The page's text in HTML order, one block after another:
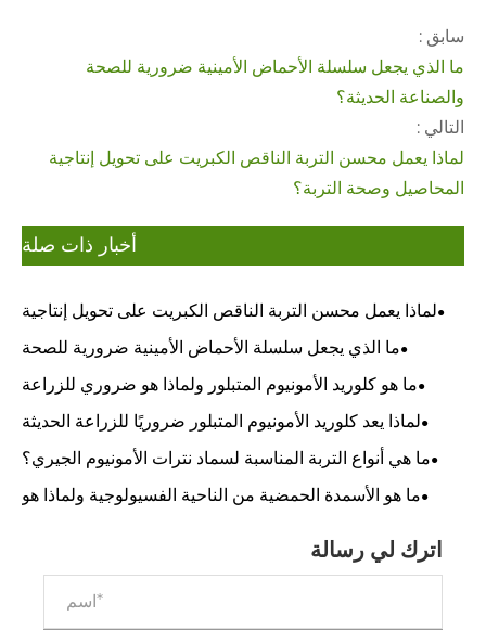
سابق :
ما الذي يجعل سلسلة الأحماض الأمينية ضرورية للصحة
والصناعة الحديثة؟
التالي :
لماذا يعمل محسن التربة الناقص الكبريت على تحويل إنتاجية
المحاصيل وصحة التربة؟
أخبار ذات صلة
لماذا يعمل محسن التربة الناقص الكبريت على تحويل إنتاجية
المحاصيل وصحة التربة؟
ما الذي يجعل سلسلة الأحماض الأمينية ضرورية للصحة
والصناعة الحديثة؟
ما هو كلوريد الأمونيوم المتبلور ولماذا هو ضروري للزراعة
والصناعة الحديثة
لماذا يعد كلوريد الأمونيوم المتبلور ضروريًا للزراعة الحديثة
والأسمدة الصناعية
ما هي أنواع التربة المناسبة لسماد نترات الأمونيوم الجيري؟
ما هو الأسمدة الحمضية من الناحية الفسيولوجية ولماذا هو
اترك لي رسالة